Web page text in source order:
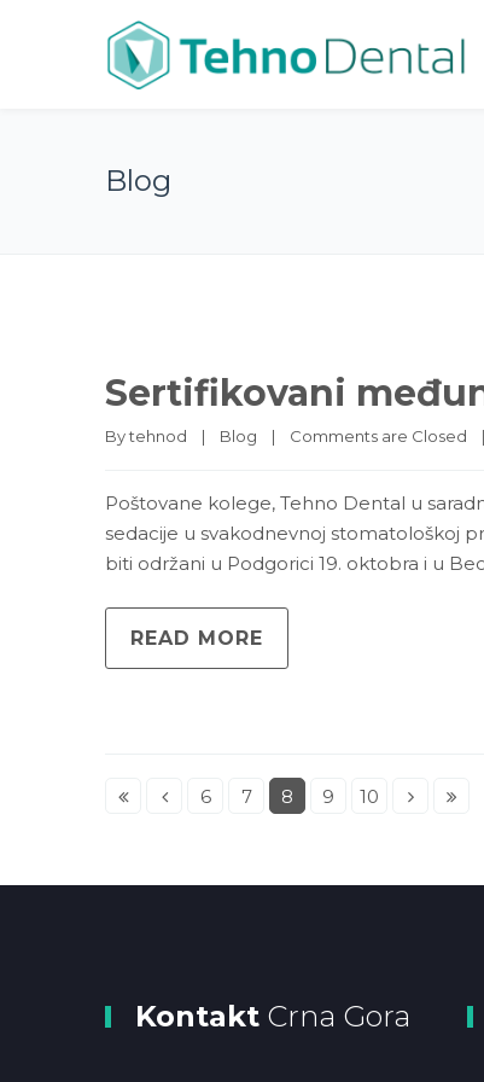
Blog
Sertifikovani
By tehnod | Blog | Comments are Closed |
Poštovane kolege, Tehno Dental u
sedacije u svakodnevnoj stomatološkoj
biti održani u Podgorici 19. oktobra i u
READ MORE
6 7 8 9 10
Kontakt Crna Gora